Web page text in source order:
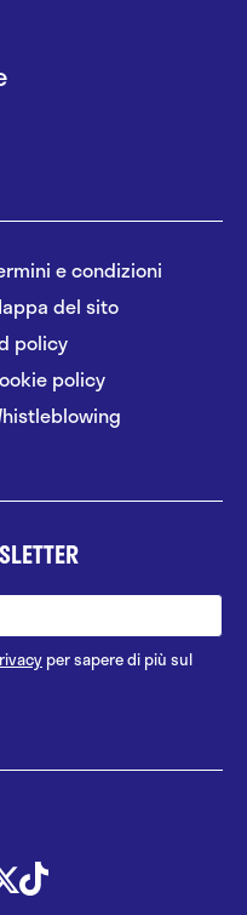
e condizioni
del sito
policy
policy
per sapere di più sul